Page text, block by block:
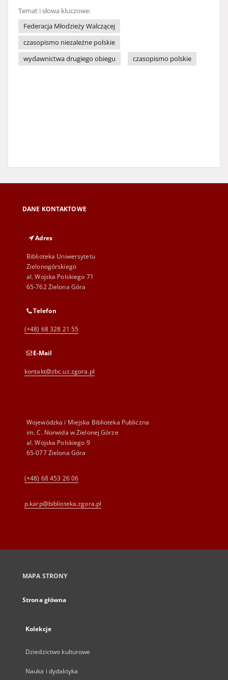
Temat i słowa kluczowe:
Federacja Młodzieży Walczącej
czasopismo niezależne polskie
wydawnictwa drugiego obiegu
czasopismo polskie
DANE KONTAKTOWE
Adres
Biblioteka Uniwersytetu
Zielonogórskiego
al. Wojska Polskiego 71
65-762 Zielona Góra
Telefon
(+48) 68 328 21 55
E-Mail
kontakt@zbc.uz.zgora.pl
Wojewódzka i Miejska Biblioteka Publiczna
im. C. Norwida w Zielonej Górze
al. Wojska Polskiego 9
65-077 Zielona Góra
(+48) 68 453 26 06
p.karp@biblioteka.zgora.pl
MAPA STRONY
Strona główna
Kolekcje
Dziedzictwo kulturowe
Nauka i dydaktyka